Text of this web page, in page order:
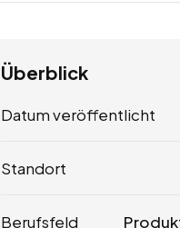
Überblick
Datum veröffentlicht
Standort
Berufsfeld